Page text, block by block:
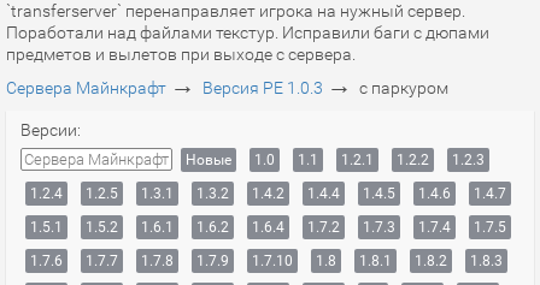
`transferserver` перенаправляет игрока на нужный сервер.
Поработали над файлами текстур. Исправили баги с дюпами
предметов и вылетов при выходе с сервера.
Сервера Майнкрафт → Версия PE 1.0.3 → с паркуром
Версии:
Сервера Майнкрафт Новые 1.0 1.1 1.2.1 1.2.2
1.2.3
1.2.4
1.2.5 1.3.1 1.3.2 1.4.2 1.4.4 1.4.5 1.4.6
1.4.7
1.5.1
1.5.2 1.6.1 1.6.2 1.6.4 1.7.2 1.7.3 1.7.4
1.7.5
1.7.6
1.7.7 1.7.8 1.7.9 1.7.10 1.8 1.8.1 1.8.2
1.8.3